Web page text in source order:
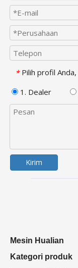
* Pilih profil Anda,
1. Dealer
Kirim
Mesin Hualian
Kategori produk